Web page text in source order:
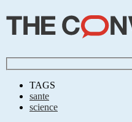
TAGS
sante
science